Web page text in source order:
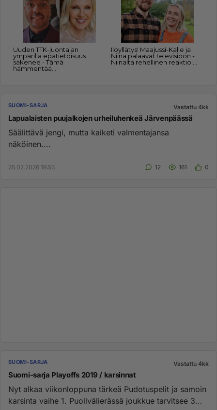
SUOMI-SARJA Vastattu 4kk
Lapualaisten puujalkojen urheiluhenkeä Järvenpäässä
Säälittävä jengi, mutta kaiketi valmentajansa
näköinen....
25.02.2026 19:53 12 161 0
SUOMI-SARJA Vastattu 4kk
Suomi-sarja Playoffs 2019 / karsinnat
Nyt alkaa viikonloppuna tärkeä Pudotuspelit ja samoin
karsinta vaihe 1. Puolivälierässä joukkue tarvitsee 3